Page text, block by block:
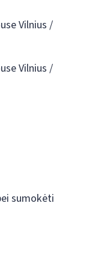
Vilnius /
Vilnius /
sumokėti